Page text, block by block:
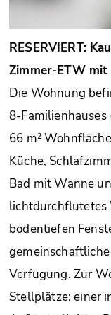
RESERVIERT:
Zimmer-ETW
Die Wohnung
8-
66 m²
Küche,
Bad mit Wanne
lichtdurchflutetes
bodentiefen
Verfügung. Zur
Stellplätze: einer